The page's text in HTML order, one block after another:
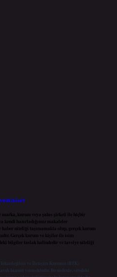
marka, kurum veya şahıs şirketi ile hiçbir
kendi hazırladığımız makaleler
niteliği taşımamakta olup, gerçek kurum
Gerçek kurum ve kişiler ile isim
bilgiler taslak halindedir ve tavsiye niteliği
ve İletişim Kurumu (BTK)
hizmet vermektedir. Bu nedenle, sitedeki